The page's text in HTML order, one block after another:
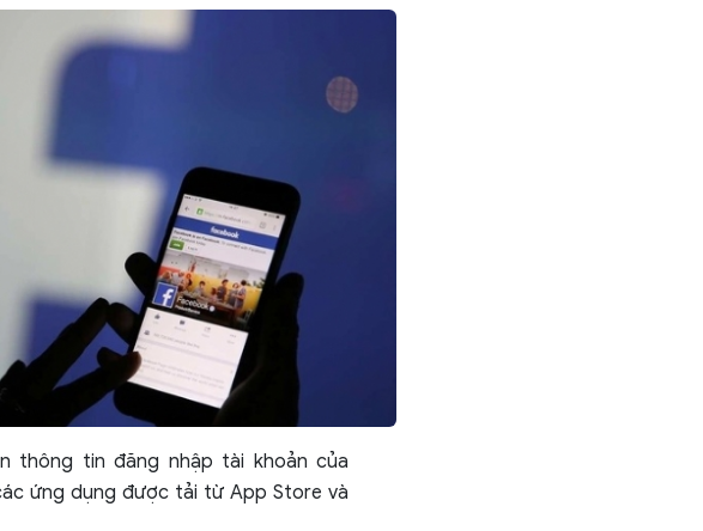
thông tin đăng nhập tài khoản của
ứng dụng được tải từ App Store và